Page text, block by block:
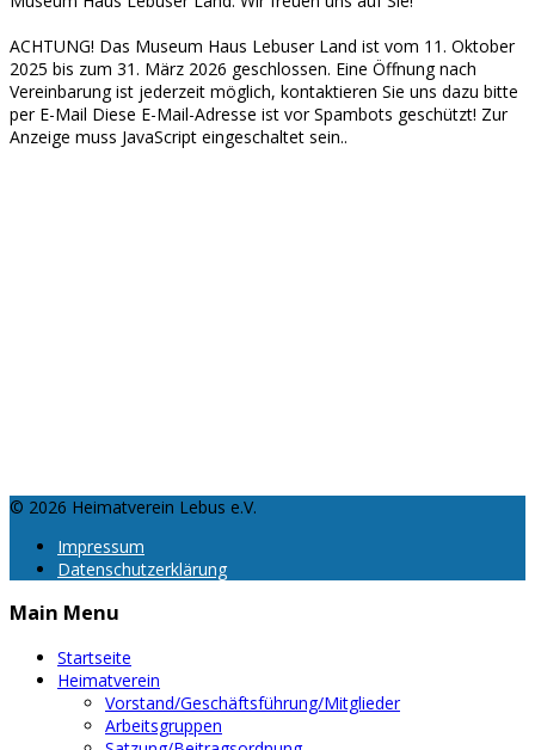
ACHTUNG! Das Museum Haus Lebuser Land ist vom 11. Oktober
2025 bis zum 31. März 2026 geschlossen. Eine Öffnung nach
Vereinbarung ist jederzeit möglich, kontaktieren Sie uns dazu bitte
per E-Mail Diese E-Mail-Adresse ist vor Spambots geschützt! Zur
Anzeige muss JavaScript eingeschaltet sein..
© 2026 Heimatverein Lebus e.V.
Impressum
Datenschutzerklärung
Main Menu
Startseite
Heimatverein
Vorstand/Geschäftsführung/Mitglieder
Arbeitsgruppen